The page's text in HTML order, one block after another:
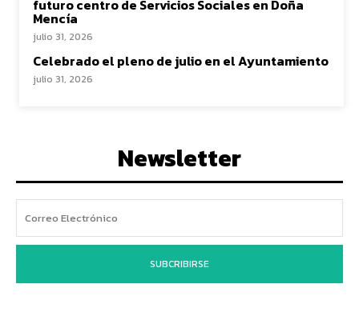
futuro centro de Servicios Sociales en Doña
Mencía
julio 31, 2026
Celebrado el pleno de julio en el Ayuntamiento
julio 31, 2026
Newsletter
SUBCRIBIRSE